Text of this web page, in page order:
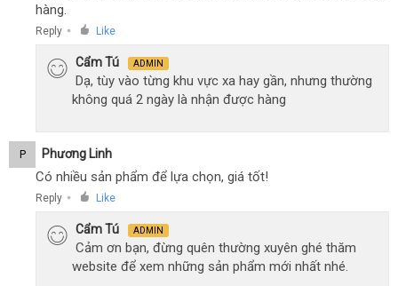
hàng.
Reply ● Like
Cẩm Tú ADMIN
Dạ, tùy vào từng khu vực xa hay gần, nhưng thường
không quá 2 ngày là nhận được hàng
P Phương Linh
Có nhiều sản phẩm để lựa chọn, giá tốt!
Reply ● Like
Cẩm Tú ADMIN
Cảm ơn bạn, đừng quên thường xuyên ghé thăm
website để xem những sản phẩm mới nhất nhé.